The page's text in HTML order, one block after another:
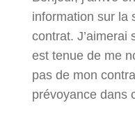
information sur la
contrat. J’aimerai
est tenue de me
pas de mon
prévoyance dans